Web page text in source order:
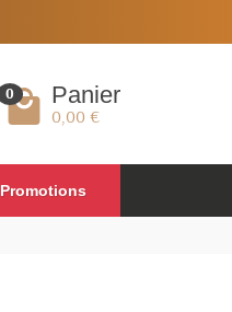
0 Panier
0,00 €
Promotions